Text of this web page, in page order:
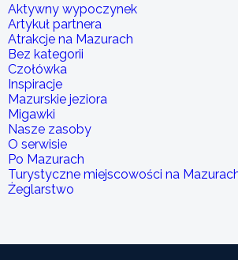
Aktywny wypoczynek
Artykuł partnera
Atrakcje na Mazurach
Bez kategorii
Czołówka
Inspiracje
Mazurskie jeziora
Migawki
Nasze zasoby
O serwisie
Po Mazurach
Turystyczne miejscowości na
Żeglarstwo